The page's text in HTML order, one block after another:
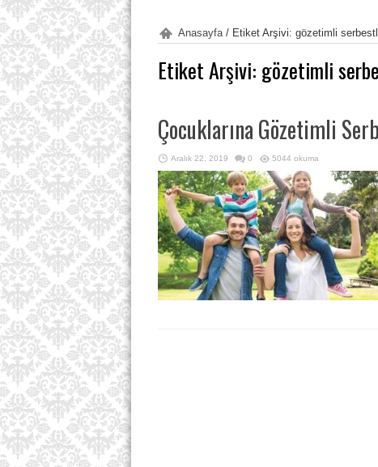
Anasayfa/ Etiket Arşivi: gözetimli
Etiket Arşivi: gözetimli
Çocuklarına Gözetimli
Aralık 22, 2019 0 5044 okuma